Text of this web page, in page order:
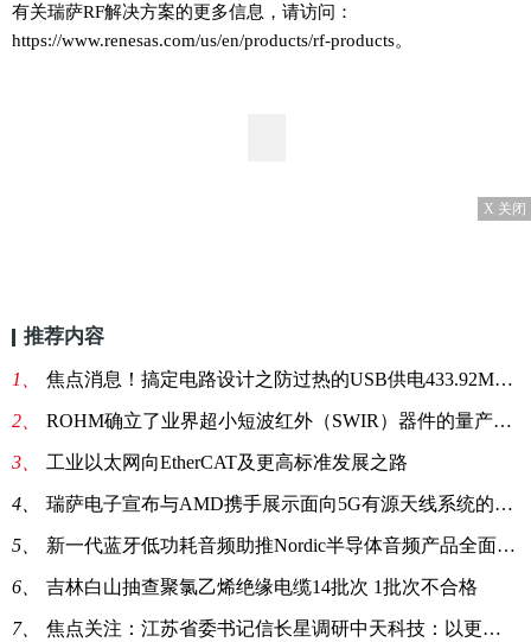
有关瑞萨RF解决方案的更多信息，请访问：
https://www.renesas.com/us/en/products/rf-products。
X 关闭
推荐内容
1、 焦点消息！搞定电路设计之防过热的USB供电433.92MHz RF功率放大器
2、 ROHM确立了业界超小短波红外（SWIR）器件的量产技术 非常适用于便携设备和可穿戴设备等新领域的感测应用
3、 工业以太网向EtherCAT及更高标准发展之路
4、 瑞萨电子宣布与AMD携手展示面向5G有源天线系统的完整RF和数字前端设计
5、 新一代蓝牙低功耗音频助推Nordic半导体音频产品全面升级
6、 吉林白山抽查聚氯乙烯绝缘电缆14批次 1批次不合格
7、 焦点关注：江苏省委书记信长星调研中天科技：以更多拳头产品抢占竞争制高点